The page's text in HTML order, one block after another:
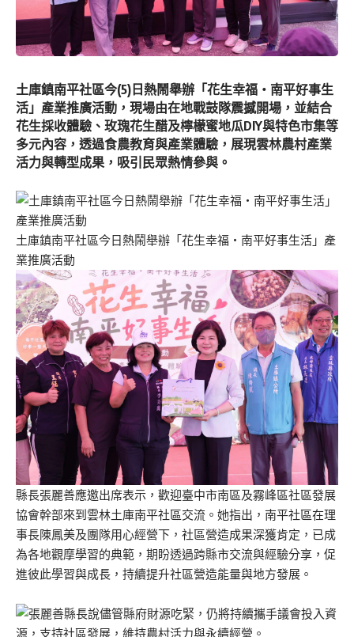
土庫鎮南平社區今(5)日熱鬧舉辦「花生幸福・南平好事生
活」產業推廣活動，現場由在地戰鼓隊震撼開場，並結合
花生採收體驗、玫瑰花生醋及檸檬蜜地瓜DIY與特色市集等
多元內容，透過食農教育與產業體驗，展現雲林農村產業
活力與轉型成果，吸引民眾熱情參與。
土庫鎮南平社區今日熱鬧舉辦「花生幸福・南平好事生活」產
業推廣活動
縣長張麗善應邀出席表示，歡迎臺中市南區及霧峰區社區發展
協會幹部來到雲林土庫南平社區交流。她指出，南平社區在理
事長陳鳳美及團隊用心經營下，社區營造成果深獲肯定，已成
為各地觀摩學習的典範，期盼透過跨縣市交流與經驗分享，促
進彼此學習與成長，持續提升社區營造能量與地方發展。